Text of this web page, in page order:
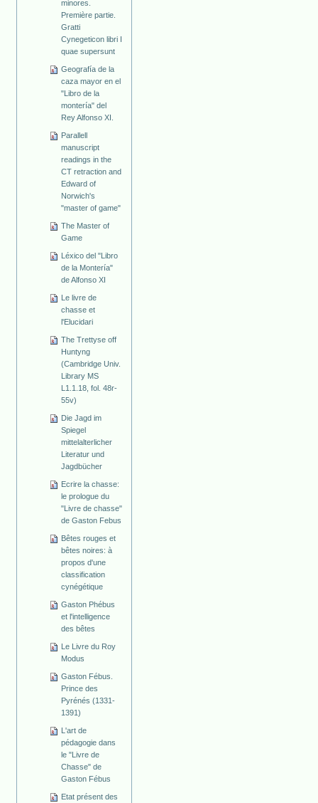
minores.
Première partie.
Gratti
Cynegeticon libri I
quae supersunt
Geografía de la
caza mayor en el
"Libro de la
montería" del
Rey Alfonso XI.
Parallell
manuscript
readings in the
CT retraction and
Edward of
Norwich's
"master of game"
The Master of
Game
Léxico del "Libro
de la Montería"
de Alfonso XI
Le livre de
chasse et
l'Elucidari
The Trettyse off
Huntyng
(Cambridge Univ.
Library MS
L1.1.18, fol. 48r-
55v)
Die Jagd im
Spiegel
mittelalterlicher
Literatur und
Jagdbücher
Ecrire la chasse:
le prologue du
"Livre de chasse"
de Gaston Febus
Bêtes rouges et
bêtes noires: à
propos d'une
classification
cynégétique
Gaston Phébus
et l'intelligence
des bêtes
Le Livre du Roy
Modus
Gaston Fébus.
Prince des
Pyrénés (1331-
1391)
L'art de
pédagogie dans
le "Livre de
Chasse" de
Gaston Fébus
Etat présent des